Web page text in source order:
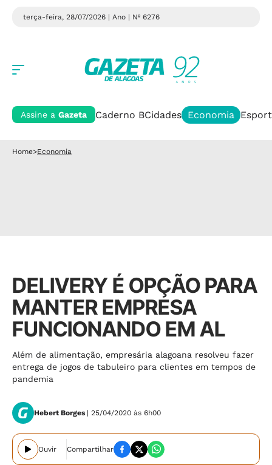
terça-feira, 28/07/2026 | Ano | Nº 6276
Assine a Gazeta Caderno BCidades Economia
Home>Economia
DELIVERY É OPÇÃO PARA
MANTER EMPRESA
FUNCIONANDO EM AL
Além de alimentação, empresária alagoana resolveu fazer
entrega de jogos de tabuleiro para clientes em tempos de
pandemia
Hebert Borges | 25/04/2020 às 6h00
Ouvir Compartilhar